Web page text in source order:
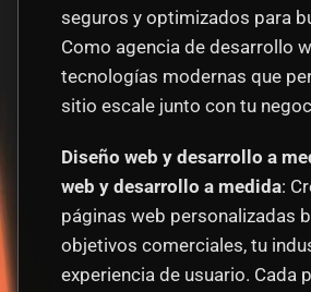
seguros y optimizados para
Como agencia de desarrollo
tecnologías modernas que
sitio escale junto con tu
Diseño web y desarrollo a
web y desarrollo a medida:
páginas web personalizadas
objetivos comerciales, tu
experiencia de usuario. Cada